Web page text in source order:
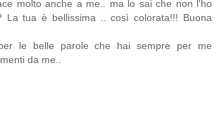
molto anche a me.. ma lo sai che non l'ho
La tua è bellissima .. così colorata!!! Buona
le belle parole che hai sempre per me
da me..